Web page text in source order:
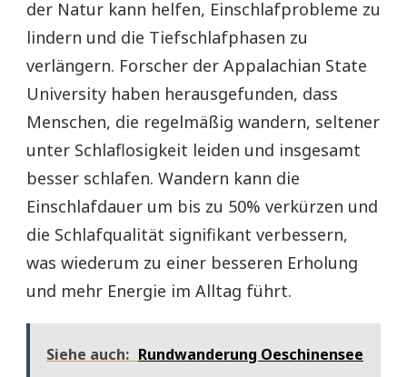
der Natur kann helfen, Einschlafprobleme zu
lindern und die Tiefschlafphasen zu
verlängern. Forscher der Appalachian State
University haben herausgefunden, dass
Menschen, die regelmäßig wandern, seltener
unter Schlaflosigkeit leiden und insgesamt
besser schlafen. Wandern kann die
Einschlafdauer um bis zu 50% verkürzen und
die Schlafqualität signifikant verbessern,
was wiederum zu einer besseren Erholung
und mehr Energie im Alltag führt.
Siehe auch: Rundwanderung Oeschinensee